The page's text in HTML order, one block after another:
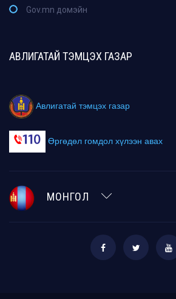
Gov.mn домэйн
АВЛИГАТАЙ ТЭМЦЭХ ГАЗАР
Авлигатай тэмцэх газар
Өргөдөл гомдол хүлээн авах
МОНГОЛ